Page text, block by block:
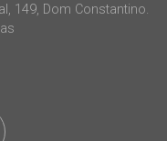
149, Dom Constantino.